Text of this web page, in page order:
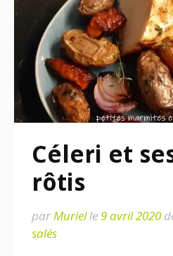
Céleri et
rôtis
parMurielle9 avril 2020
salés